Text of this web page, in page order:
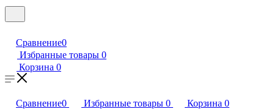
Сравнение0
Избранные товары 0
Корзина 0
Сравнение0 Избранные товары 0 Корзина 0